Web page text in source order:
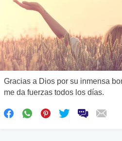
Gracias a Dios por su inmensa
me da fuerzas todos los días.